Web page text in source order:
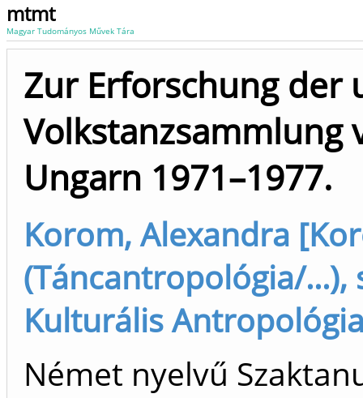
mtmt
Magyar Tudományos Művek Tára
Zur Erforschung der
Volkstanzsammlung
Ungarn 1971–1977.
Korom, Alexandra
(Táncantropológia/...),
Kulturális
Német nyelvű